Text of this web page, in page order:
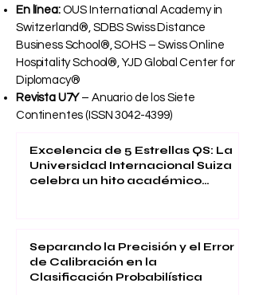
En línea:OUS International Academy in
Switzerland®, SDBS Swiss Distance
Business School®, SOHS – Swiss Online
Hospitality School®, YJD Global Center for
Diplomacy®
Revista U7Y– Anuario de los Siete
Continentes (ISSN3042-4399)
Excelencia de 5 Estrellas QS: La
Universidad Internacional Suiza
celebra un hito académico
Separando la Precisión y el Error
de Calibración en la
Clasificación Probabilística